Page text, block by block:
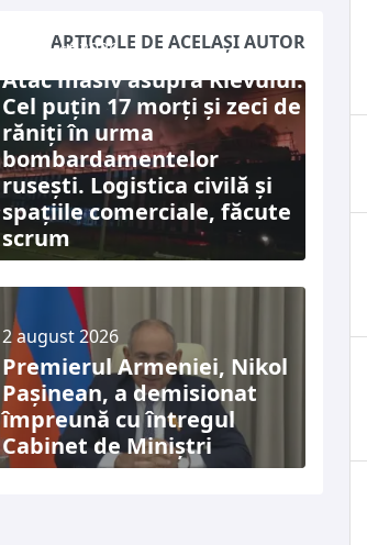
ARTICOLE DE ACELAȘI AUTOR
5 august 2026
Atac masiv asupra Kievului:
Cel puțin 17 morți și zeci de
răniți în urma
bombardamentelor
rusești. Logistica civilă și
spațiile comerciale, făcute
scrum
2 august 2026
Premierul Armeniei, Nikol
Pașinean, a demisionat
împreună cu întregul
Cabinet de Miniștri